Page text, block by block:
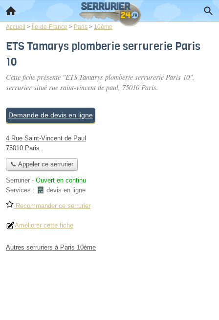
Accueil > Île-de-France > Paris > 10ème
ETS Tamarys plomberie serrurerie Paris
10
Cette fiche présente "ETS Tamarys plomberie serrurerie Paris 10",
serrurier situé rue saint-vincent de paul, 75010 Paris.
Demande de devis en ligne
4 Rue Saint-Vincent de Paul
75010 Paris
📞 Appeler ce serrurier
Serrurier - Ouvert en continu
Services :
devis en ligne
Recommander ce serrurier
Améliorer cette fiche
Autres serruriers à Paris 10ème